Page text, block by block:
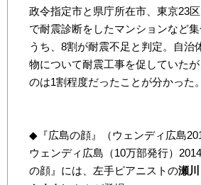
政令指定市と県庁所在市、東京23
で耐震診断をしたマンションなど
うち、8割が耐震不足と判定。自治
物について耐震工事を促していた
のは1割程度だったことが分かった。
◆『広島の顔』（ウェンディ広島
ウェンディ広島（10万部発行）
の顔』には、左手ピアニストの瀬